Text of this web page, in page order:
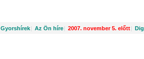
Gyorshírek| Az Ön híre| 2007. november 5. előtt|